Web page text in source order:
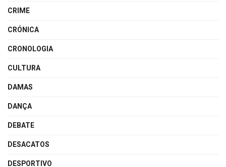
CRIME
CRÓNICA
CRONOLOGIA
CULTURA
DAMAS
DANÇA
DEBATE
DESACATOS
DESPORTIVO